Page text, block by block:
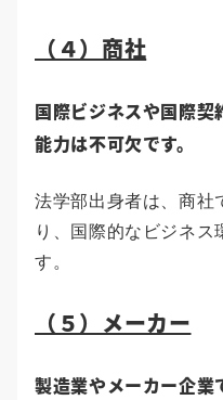
（４）商社
国際ビジネスや国際
能力は不可欠です。
法学部出身者は、商社
り、国際的なビジネス
す。
（５）メーカー
製造業やメーカー企